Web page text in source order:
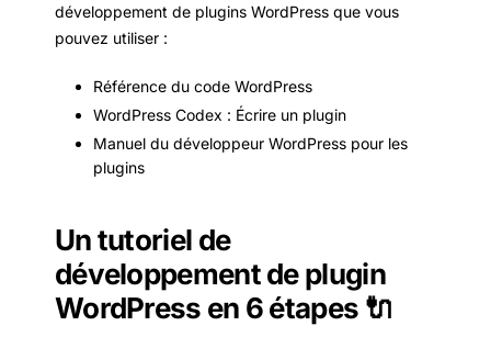
développement de plugins WordPress que vous
pouvez utiliser :
Référence du code WordPress
WordPress Codex : Écrire un plugin
Manuel du développeur WordPress pour les
plugins
Un tutoriel de
développement de plugin
WordPress en 6 étapes 🔌